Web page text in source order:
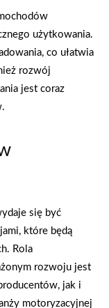
użytkowania.
co ułatwia
rozwój
jest coraz
się być
które będą
Rola
rozwoju jest
jak i
motoryzacyjnej